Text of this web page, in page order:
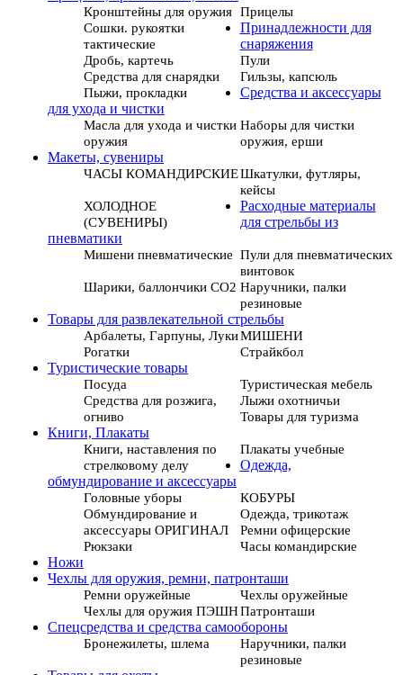
Кронштейны для оружия Прицелы
Сошки. рукоятки
тактические
Принадлежности для
снаряжения
Дробь, картечь
Пули
Средства для снарядки
Гильзы, капсюль
Пыжи, прокладки
Средства и аксессуары
для ухода и чистки
Масла для ухода и чистки
оружия
Наборы для чистки
оружия, ерши
Макеты, сувениры
ЧАСЫ КОМАНДИРСКИЕШкатулки, футляры,
кейсы
ХОЛОДНОЕ
(СУВЕНИРЫ)
Расходные материалы
для стрельбы из
пневматики
Мишени пневматические Пули для пневматических
винтовок
Шарики, баллончики СО2 Наручники, палки
резиновые
Товары для развлекательной стрельбы
Арбалеты, Гарпуны, ЛукиМИШЕНИ
Рогатки
Страйкбол
Туристические товары
Посуда
Туристическая мебель
Средства для розжига,
огниво
Лыжи охотничьи
Товары для туризма
Книги, Плакаты
Книги, наставления по
стрелковому делу
Плакаты учебные
Одежда,
обмундирование и аксессуары
Головные уборы
КОБУРЫ
Обмундирование и
аксессуары ОРИГИНАЛ
Одежда, трикотаж
Ремни офицерские
Рюкзаки
Часы командирские
Ножи
Чехлы для оружия, ремни, патронташи
Ремни оружейные
Чехлы оружейные
Чехлы для оружия ПЭШНПатронташи
Спецсредства и средства самообороны
Бронежилеты, шлема
Наручники, палки
резиновые